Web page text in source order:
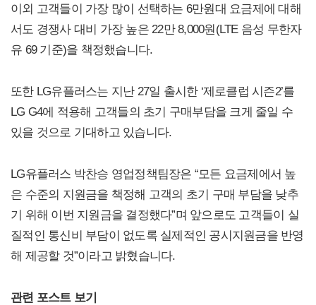
이외 고객들이 가장 많이 선택하는 6만원대 요금제에 대해
서도 경쟁사 대비 가장 높은 22만 8,000원(LTE 음성 무한자
유 69 기준)을 책정했습니다.
또한 LG유플러스는 지난 27일 출시한 ‘제로클럽 시즌2’를
LG G4에 적용해 고객들의 초기 구매부담을 크게 줄일 수
있을 것으로 기대하고 있습니다.
LG유플러스 박찬승 영업정책팀장은 “모든 요금제에서 높
은 수준의 지원금을 책정해 고객의 초기 구매 부담을 낮추
기 위해 이번 지원금을 결정했다”며 앞으로도 고객들이 실
질적인 통신비 부담이 없도록 실제적인 공시지원금을 반영
해 제공할 것”이라고 밝혔습니다.
관련 포스트 보기